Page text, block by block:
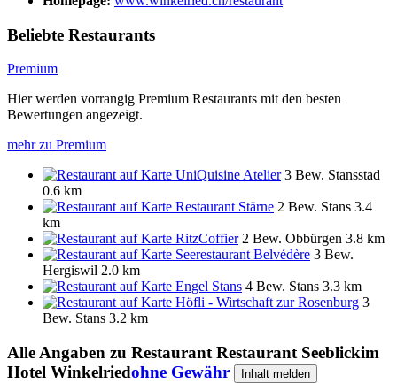
Beliebte Restaurants
Premium
Hier werden vorrangig Premium Restaurants mit den besten
Bewertungen angezeigt.
mehr zu Premium
UniQuisine Atelier 3 Bew. Stansstad
0.6 km
Restaurant Stärne 2 Bew. Stans 3.4
km
RitzCoffier 2 Bew. Obbürgen 3.8 km
Seerestaurant Belvédère 3 Bew.
Hergiswil 2.0 km
Engel Stans 4 Bew. Stans 3.3 km
Höfli - Wirtschaft zur Rosenburg 3
Bew. Stans 3.2 km
Alle Angaben zu Restaurant Restaurant Seeblickim
Hotel Winkelriedohne Gewähr Inhalt melden